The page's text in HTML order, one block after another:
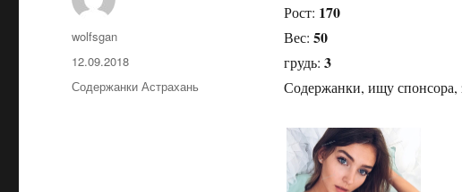
Рост: 170
Вес: 50
грудь: 3
Содержанки, ищу спонсора,
Автор
wolfsgan
Опубликовано
12.09.2018
Рубрики
Содержанки Астрахань